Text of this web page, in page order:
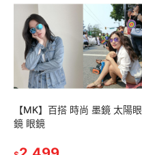
【MK】百搭 時尚 墨鏡 太陽眼
鏡 眼鏡